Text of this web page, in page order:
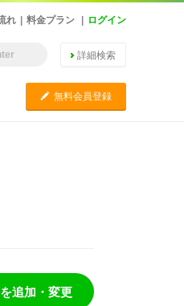
れ 料金プラン ログイン
詳細検索
C 無料会員登録
追加・変更